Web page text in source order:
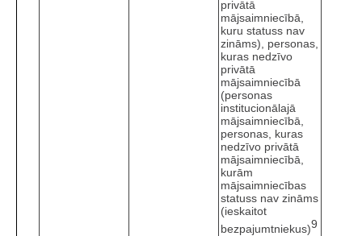
privātā
mājsaimniecībā,
kuru statuss nav
zināms), personas,
kuras nedzīvo
privātā
mājsaimniecībā
(personas
institucionālajā
mājsaimniecībā,
personas, kuras
nedzīvo privātā
mājsaimniecībā,
kurām
mājsaimniecības
statuss nav zināms
(ieskaitot
bezpajumtniekus)9